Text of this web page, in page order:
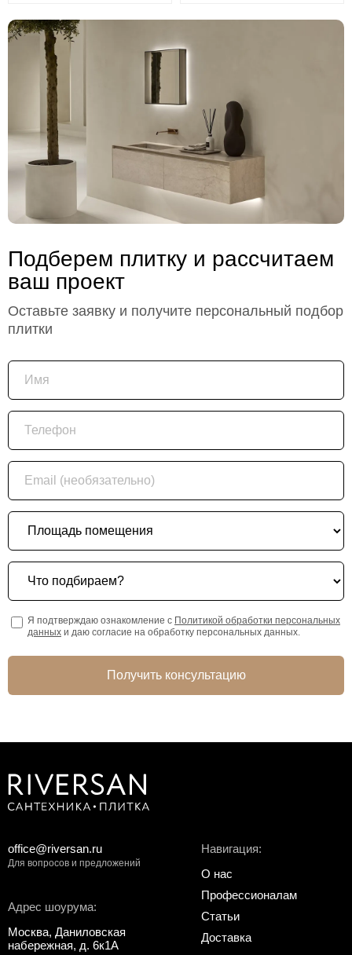
Подберем плитку и рассчитаем
ваш проект
Оставьте заявку и получите персональный подбор
плитки
Имя
Телефон
Email (необязательно)
Площадь помещения
Что подбираем?
Я подтверждаю ознакомление с Политикой обработки персональных
данных и даю согласие на обработку персональных данных.
Получить консультацию
Адрес шоурума:
Москва, Даниловская
набережная, д. 6к1А
Навигация:
О нас
Профессионалам
Статьи
Доставка
office@riversan.ru
Для вопросов и предложений